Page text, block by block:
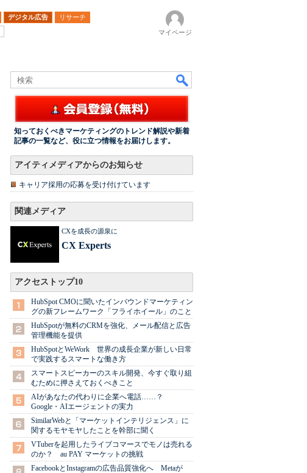
デジタル広告
リサーチ
マイページ
知っておくべきマーケティングのトレンド解説や新着
記事の一覧など、役に立つ情報をお届けします。
アイティメディアからのお知らせ
キャリア採用の応募を受け付けています
関連メディア
CXを成長の源泉に
CX Experts
アクセストップ10
HubSpot CMOに聞いたインバウンドマーケティン
グの新フレームワーク「フライホイール」のこと
HubSpotが無料のCRMを強化、メール配信と広告
管理機能を提供
HubSpotとWeWork 世界の成長企業が新しい日常
で実践するスマートな働き方
スマートスピーカーのスキル開発、今すぐ取り組
むために押さえておくべきこと
AIがあなたの代わりに企業へ電話……？
Google・AIエージェントの実力
SimilarWebと「マーケットインテリジェンス」に
関するモヤモヤしたことを幹部に聞く
VTuberを起用したライブコマースでモノは売れる
のか？ au PAY マーケットの挑戦
FacebookとInstagramの広告品質強化へ Metaが